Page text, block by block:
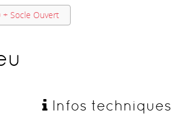
+ Socle Ouvert
Infos techniques